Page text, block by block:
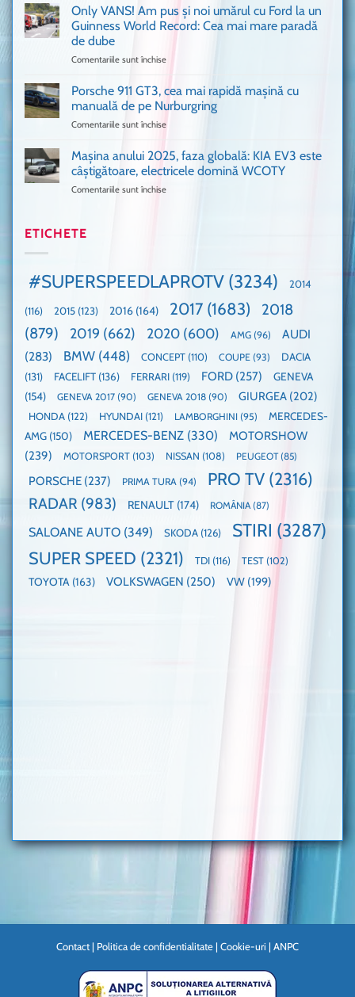
mașină
Ferrari
așa
mulți
în
UK,
nevoie
de
Only VANS! Am pus și noi umărul cu Ford la un
Guinness World Record: Cea mai mare paradă
de dube
Comentariile sunt închise
VANS!
Am
pus
umărul
cu
mai
mare
paradă
de
dube
Porsche 911 GT3, cea mai rapidă mașină cu
manuală de pe Nurburgring
Comentariile sunt închise
911
GT3,
cea
pe
Nurburgring
Mașina anului 2025, faza globală: KIA EV3 este
câștigătoare, electricele domină WCOTY
Comentariile sunt închise
EV3
câștigătoare,
domină
WCOTY
ETICHETE
#SUPERSPEEDLAPROTV (3234) 2014
(116) 2015 (123) 2016 (164) 2017 (1683)
2018
(879)
2019 (662) 2020 (600) AMG (96)
AUDI
(283)
BMW (448) CONCEPT (110) COUPE (93)
DACIA
(131)
FACELIFT (136) FERRARI (119) FORD (257)
GENEVA
(154)
GENEVA 2017 (90) GENEVA 2018 (90) GIURGEA (202)
HONDA (122) HYUNDAI (121) LAMBORGHINI (95)
MERCEDES-
AMG (150) MERCEDES-BENZ (330)
MOTORSHOW
(239)
MOTORSPORT (103) NISSAN (108) PEUGEOT(85)
PORSCHE (237) PRIMA TURA (94) PRO TV (2316)
RADAR (983) RENAULT (174) ROMÂNIA (87)
SALOANE AUTO (349) SKODA (126) STIRI (3287)
SUPER SPEED (2321) TDI (116) TEST (102)
TOYOTA (163) VOLKSWAGEN (250) VW (199)
Contact | Politica de confidentialitate | Cookie-uri | ANPC